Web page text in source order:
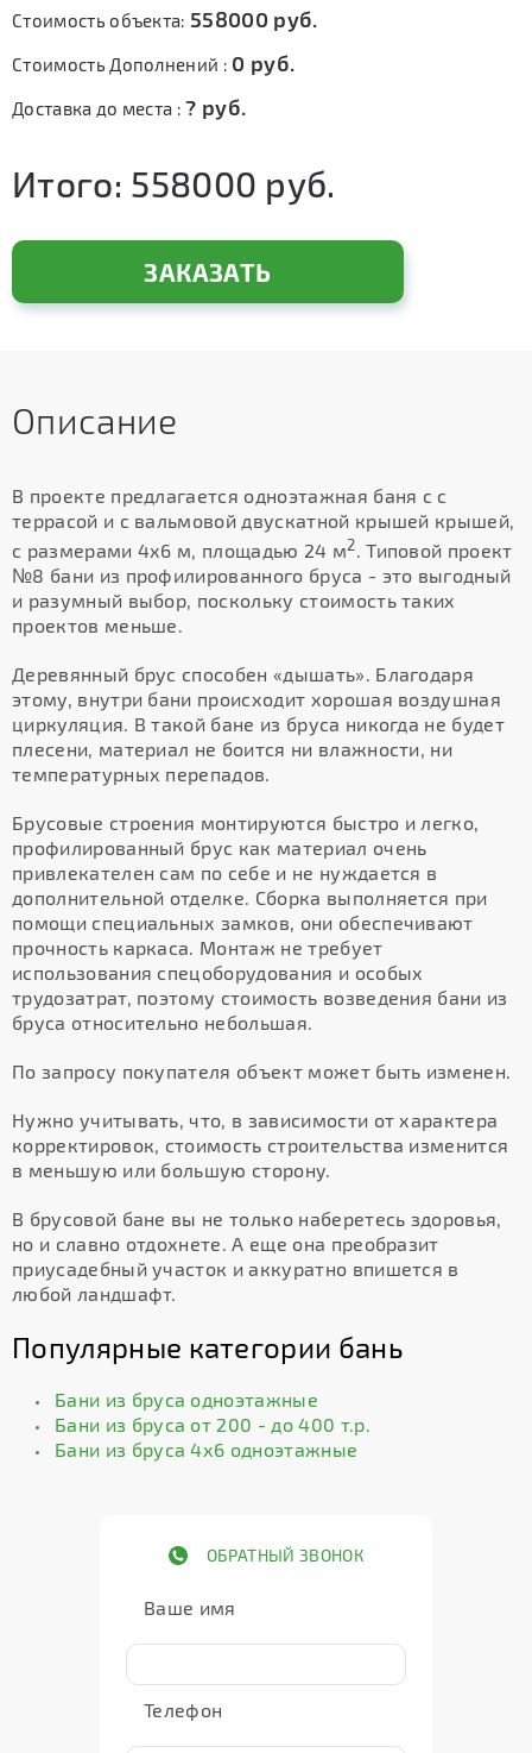
Стоимость объекта: 558000 руб.
Стоимость Дополнений : 0 руб.
Доставка до места :? руб.
Итого: 558000 руб.
ЗАКАЗАТЬ
Описание
В проекте предлагается одноэтажная баня с с
террасой и с вальмовой двускатной крышей крышей,
с размерами 4х6 м, площадью 24 м2. Типовой проект
№8 бани из профилированного бруса - это выгодный
и разумный выбор, поскольку стоимость таких
проектов меньше.
Деревянный брус способен «дышать». Благодаря
этому, внутри бани происходит хорошая воздушная
циркуляция. В такой бане из бруса никогда не будет
плесени, материал не боится ни влажности, ни
температурных перепадов.
Брусовые строения монтируются быстро и легко,
профилированный брус как материал очень
привлекателен сам по себе и не нуждается в
дополнительной отделке. Сборка выполняется при
помощи специальных замков, они обеспечивают
прочность каркаса. Монтаж не требует
использования спецоборудования и особых
трудозатрат, поэтому стоимость возведения бани из
бруса относительно небольшая.
По запросу покупателя объект может быть изменен.
Нужно учитывать, что, в зависимости от характера
корректировок, стоимость строительства изменится
в меньшую или большую сторону.
В брусовой бане вы не только наберетесь здоровья,
но и славно отдохнете. А еще она преобразит
приусадебный участок и аккуратно впишется в
любой ландшафт.
Популярные категории бань
Бани из бруса одноэтажные
Бани из бруса от 200 - до 400 т.р.
Бани из бруса 4х6 одноэтажные
ОБРАТНЫЙ ЗВОНОК
Ваше имя
Телефон